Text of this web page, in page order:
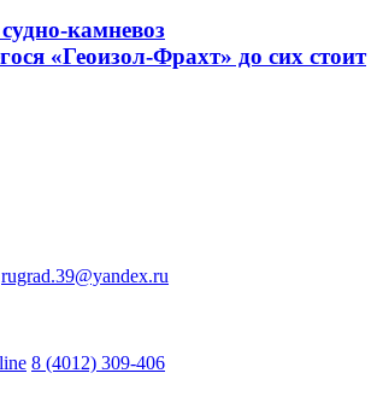
камневоз
«Геоизол-Фрахт» до сих стоит
rugrad.39@yandex.ru
8 (4012) 309-406